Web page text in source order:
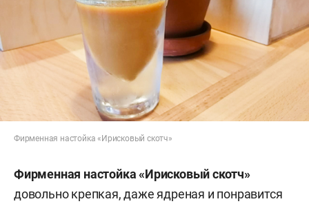
Фирменная настойка «Ирисковый скотч»
Фирменная настойка «Ирисковый скотч»
довольно крепкая, даже ядреная и понравится